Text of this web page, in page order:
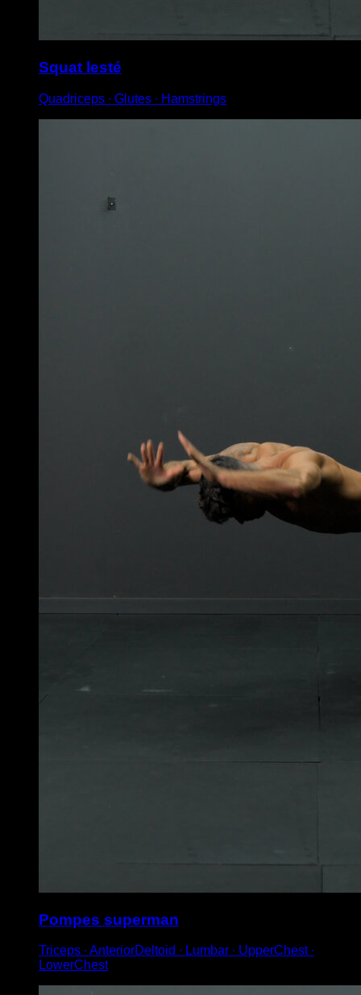
Squat lesté
Quadriceps ∙ Glutes ∙ Hamstrings
Pompes superman
Triceps ∙ AnteriorDeltoid ∙ Lumbar ∙ UpperChest ∙
LowerChest